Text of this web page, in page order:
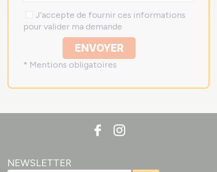
J'accepte de fournir ces informations
pour valider ma demande
ENVOYER
* Mentions obligatoires
NEWSLETTER